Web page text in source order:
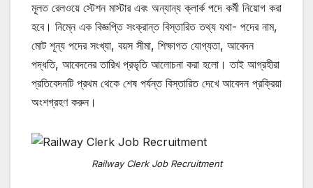
মূলত রেলওয়ে স্টেশন মাস্টার এবং অন্যান্য ক্লার্ক পদে কর্মী নিয়োগ করা
হবে। নিম্নে এক বিজ্ঞপ্তি সংক্রান্ত বিস্তারিত তথ্য যথা- পদের নাম,
মোট শূন্য পদের সংখ্যা, বয়স সীমা, শিক্ষাগত যোগ্যতা, আবেদন
পদ্ধতি, আবেদনের তারিখ প্রভৃতি আলোচনা করা হলো। তাই আগ্রহীরা
প্রতিবেদনটি প্রথম থেকে শেষ পর্যন্ত বিস্তারিত দেখে আবেদন প্রক্রিয়া
অংশগ্রহণ করুন।
Railway Clerk Job Recruitment